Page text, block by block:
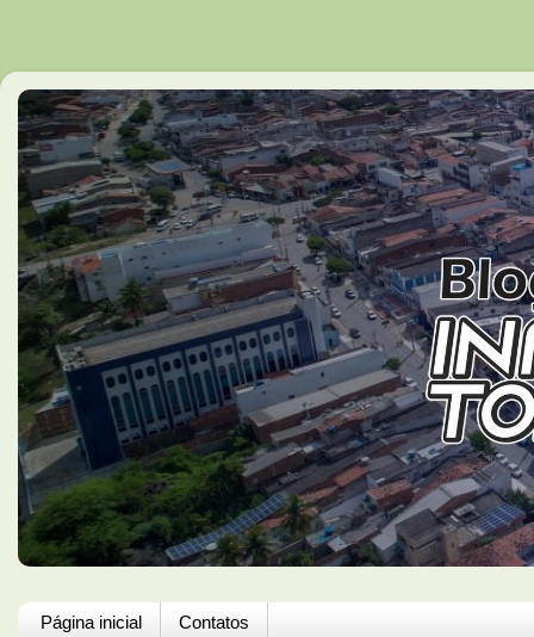
Página inicial Contatos